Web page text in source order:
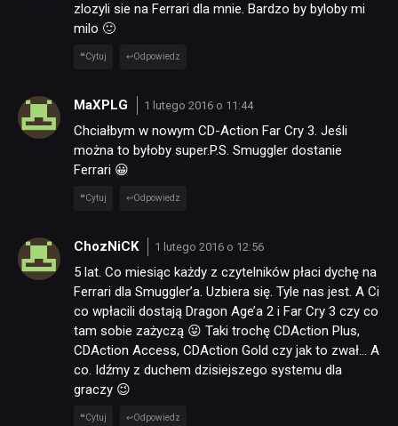
zlozyli sie na Ferrari dla mnie. Bardzo by byloby mi
milo 🙂
Cytuj Odpowiedz
MaXPLG 1 lutego 2016 o 11:44
Chciałbym w nowym CD-Action Far Cry 3. Jeśli
można to byłoby super.P.S. Smuggler dostanie
Ferrari 😀
Cytuj Odpowiedz
ChozNiCK 1 lutego 2016 o 12:56
5 lat. Co miesiąc każdy z czytelników płaci dychę na
Ferrari dla Smuggler’a. Uzbiera się. Tyle nas jest. A Ci
co wpłacili dostają Dragon Age’a 2 i Far Cry 3 czy co
tam sobie zażyczą 😛 Taki trochę CDAction Plus,
CDAction Access, CDAction Gold czy jak to zwał… A
co. Idźmy z duchem dzisiejszego systemu dla
graczy 😉
Cytuj Odpowiedz